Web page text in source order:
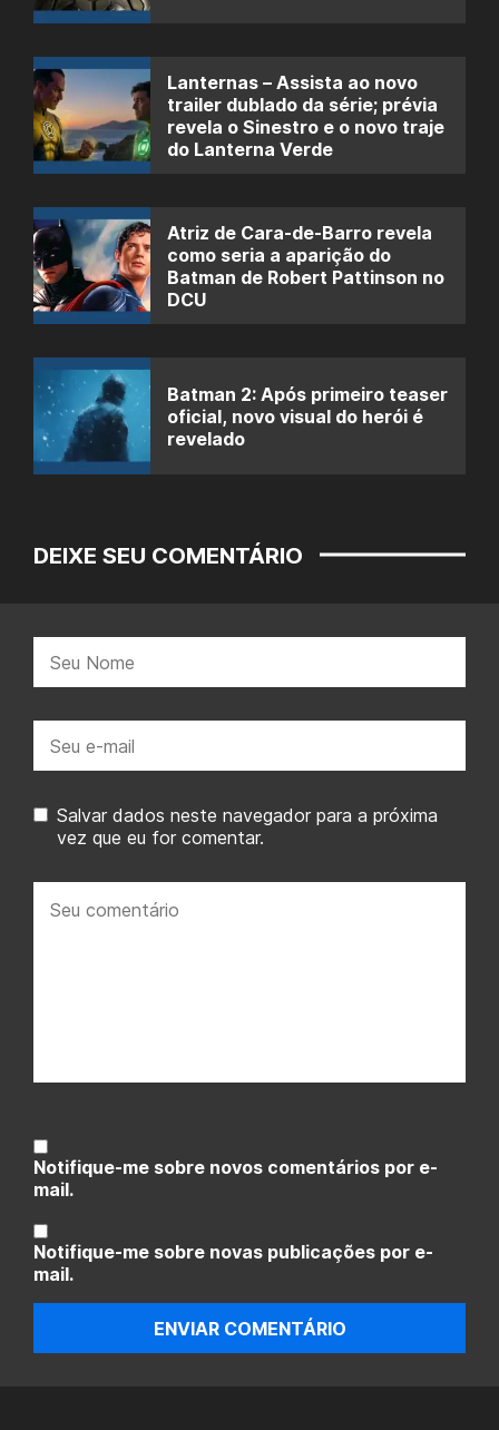
Lanternas – Assista ao novo
trailer dublado da série; prévia
revela o Sinestro e o novo traje
do Lanterna Verde
Atriz de Cara-de-Barro revela
como seria a aparição do
Batman de Robert Pattinson no
DCU
Batman 2: Após primeiro teaser
oficial, novo visual do herói é
revelado
DEIXE SEU COMENTÁRIO
mail:
Salvar dados neste navegador para a próxima
vez que eu for comentar.
comentário:
Notifique-me sobre novos comentários por e-
mail.
Notifique-me sobre novas publicações por e-
mail.
ENVIAR COMENTÁRIO